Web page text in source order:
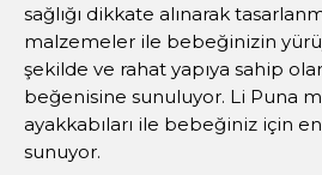
sağlığı dikkate alınarak
malzemeler ile bebeğinizin
şekilde ve rahat yapıya sahip
beğenisine sunuluyor. Li Puna
ayakkabıları ile bebeğiniz için
sunuyor.